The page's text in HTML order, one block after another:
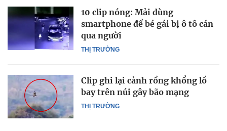
THỊ TRƯỜNG
10 clip nóng: Mải dùng
smartphone để bé gái bị ô tô cán
qua người
THỊ TRƯỜNG
Clip ghi lại cảnh rồng khổng lồ
bay trên núi gây bão mạng